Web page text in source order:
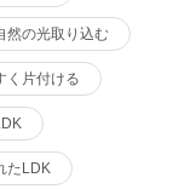
然の光取り込む
く片付ける
たLDK